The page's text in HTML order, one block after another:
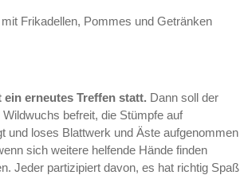
Frikadellen, Pommes und Getränken
ein erneutes Treffen statt. Dann soll der
befreit, die Stümpfe auf
und loses Blattwerk und Äste aufgenommen
sich weitere helfende Hände finden
Jeder partizipiert davon, es hat richtig Spaß